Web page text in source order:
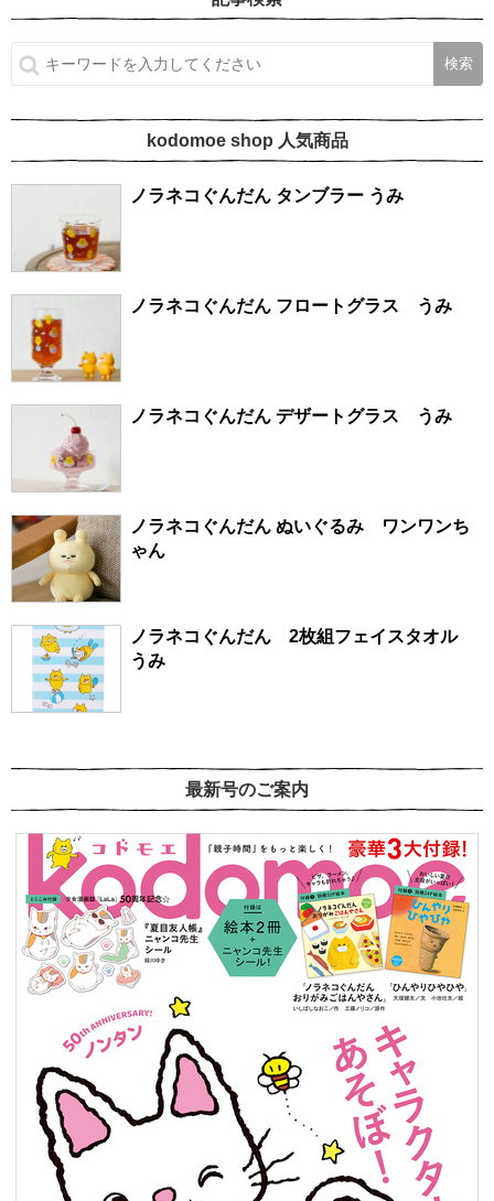
kodomoe shop 人気商品
ノラネコぐんだん タンブラー うみ
ノラネコぐんだん フロートグラス うみ
ノラネコぐんだん デザートグラス うみ
ノラネコぐんだん ぬいぐるみ ワンワンち
ゃん
ノラネコぐんだん 2枚組フェイスタオル
うみ
最新号のご案内